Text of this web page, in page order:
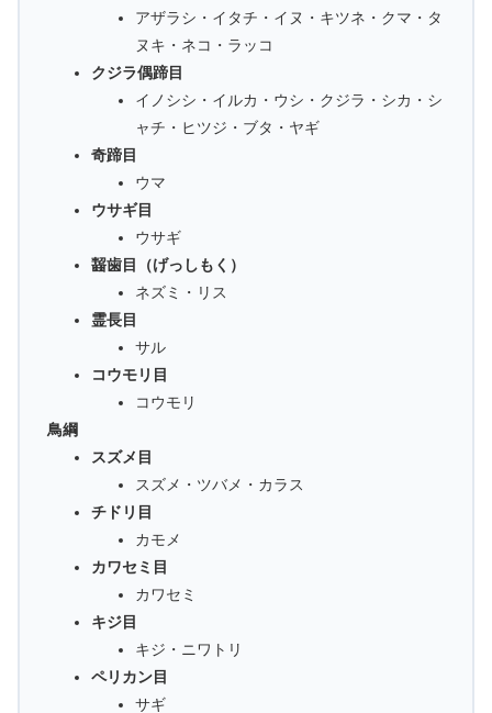
アザラシ・イタチ・イヌ・キツネ・クマ・タ
ヌキ・ネコ・ラッコ
クジラ偶蹄目
イノシシ・イルカ・ウシ・クジラ・シカ・シ
ャチ・ヒツジ・ブタ・ヤギ
奇蹄目
ウマ
ウサギ目
ウサギ
齧歯目（げっしもく）
ネズミ・リス
霊長目
サル
コウモリ目
コウモリ
鳥綱
スズメ目
スズメ・ツバメ・カラス
チドリ目
カモメ
カワセミ目
カワセミ
キジ目
キジ・ニワトリ
ペリカン目
サギ